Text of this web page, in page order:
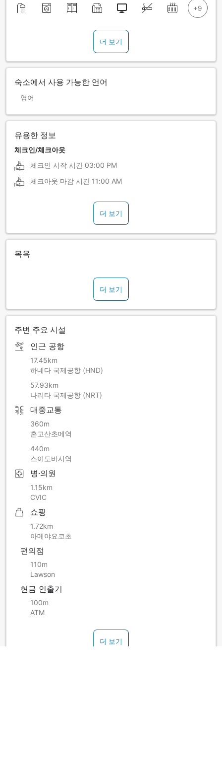
더 보기
숙소에서 사용 가능한 언어
영어
유용한 정보
체크인/체크아웃
체크인 시작 시간 03:00 PM
체크아웃 마감 시간 11:00 AM
더 보기
목욕
더 보기
주변 주요 시설
인근 공항
17.45km
하네다 국제공항 (HND)
57.93km
나리타 국제공항 (NRT)
대중교통
360m
혼고산초메역
440m
스이도바시역
병·의원
1.15km
CVIC
쇼핑
1.72km
아메야요코초
편의점
110m
Lawson
현금 인출기
100m
ATM
더 보기